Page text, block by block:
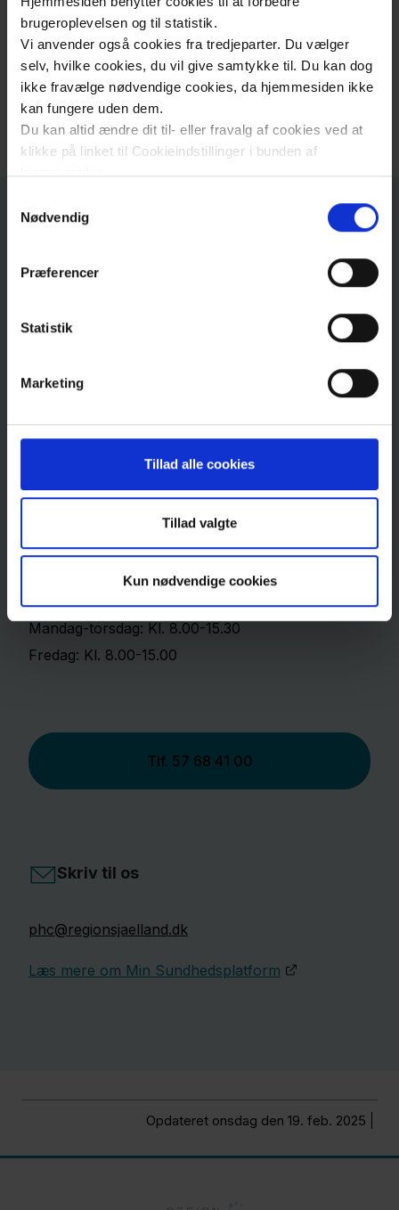
brugeroplevelsen og til statistik.
Vi anvender også cookies fra tredjeparter. Du vælger
selv, hvilke cookies, du vil give samtykke til. Du kan dog
ikke fravælge nødvendige cookies, da hjemmesiden ikke
kan fungere uden dem.
Du kan altid ændre dit til- eller fravalg af cookies ved at
klikke på linket til Cookieindstillinger i bunden af
hjemmesiden.
Læs mere om brugen af cookies på vores hjemmeside
Læs mere om vores behandling af personoplysninger
her.
Nødvendig
Præferencer
Statistik
Marketing
Tillad alle cookies
Tillad valgte
Kun nødvendige cookies
Vejledning til vores
formular
Læs vejledningen til at udfylde vores formular
i forbindelse med arrangementer
Kontakt
Ringstedgade
Næstved
Mandag-torsdag: Kl. 8.00-15.30
Fredag: Kl. 8.00-15.00
Tlf. 57 68 41 00
Skriv til os
phc@regionsjaelland.dk
Læs mere om Min Sundhedsplatform
Opdateret onsdag den 19. feb. 2025